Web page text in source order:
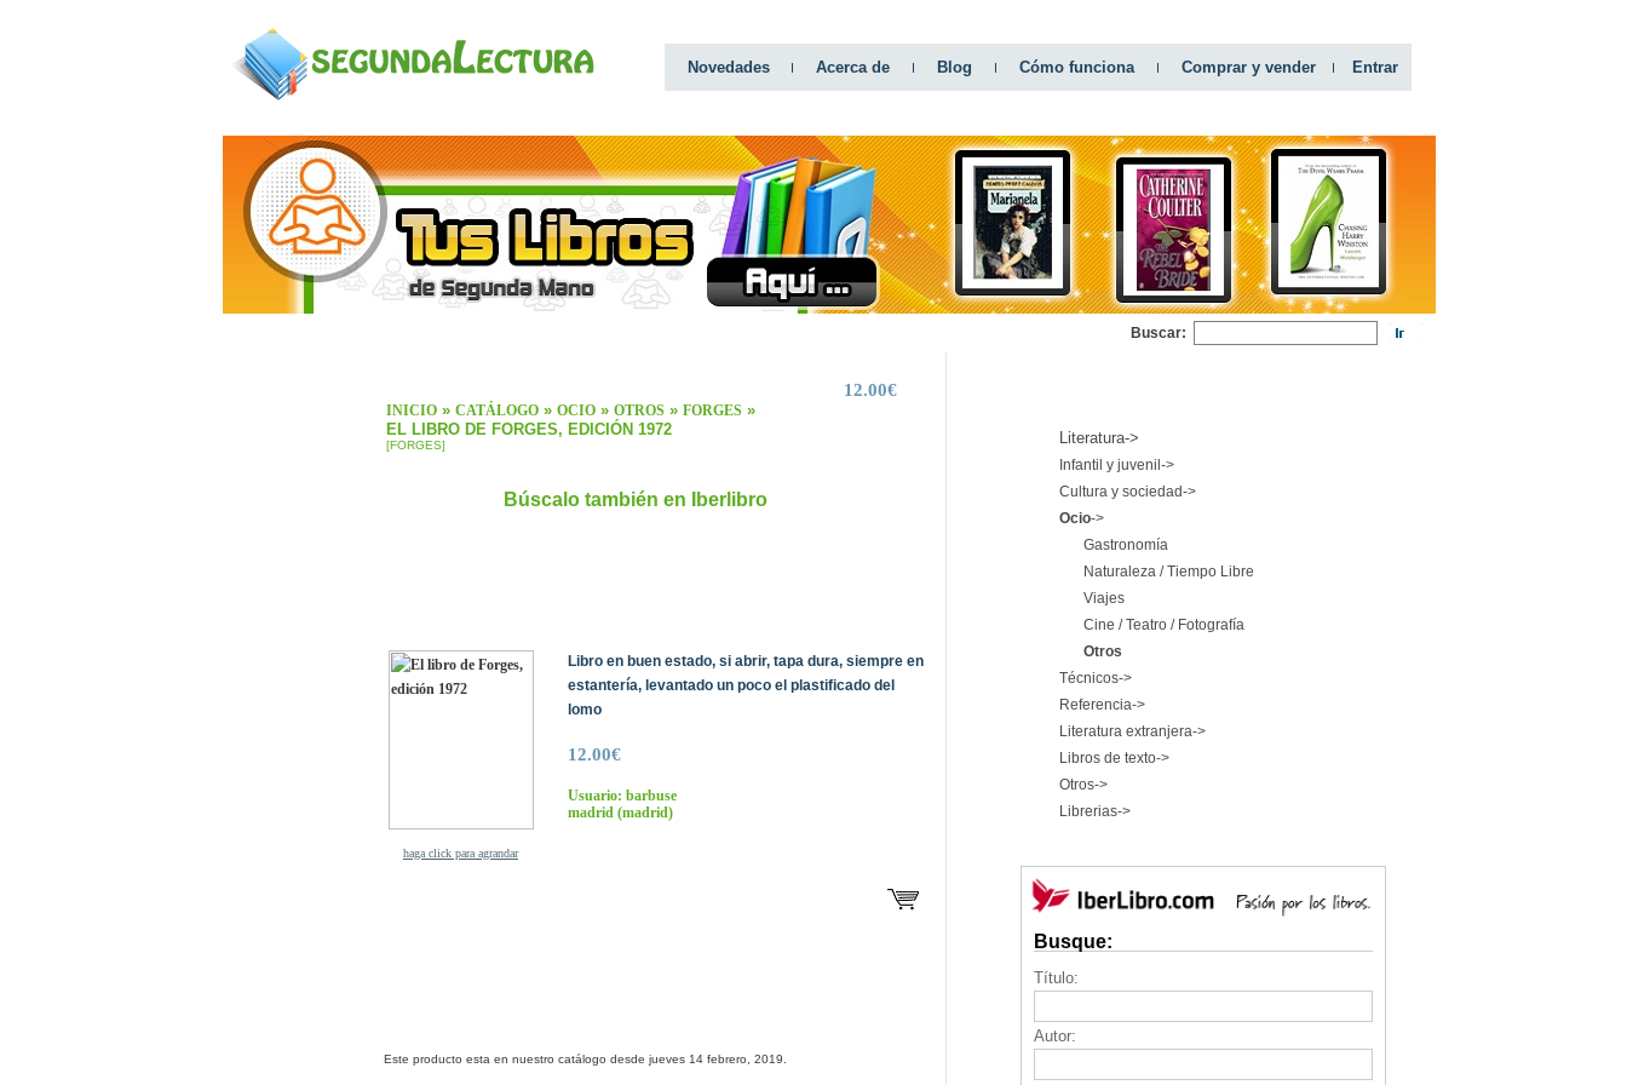
Novedades Acerca de Blog Cómo funciona Comprar y vender Entrar
Buscar:
INICIO» CATÁLOGO» OCIO» OTROS» FORGES»
EL LIBRO DE FORGES, EDICIÓN 1972
[FORGES]
12.00€
Búscalo también en Iberlibro
haga click para agrandar
Libro en buen estado, si abrir, tapa dura, siempre en
estantería, levantado un poco el plastificado del
lomo
12.00€
Usuario: barbuse
madrid(madrid)
Este producto esta en nuestro catálogo desde jueves 14 febrero, 2019.
Literatura->
Infantil y juvenil->
Cultura y sociedad->
Ocio->
Gastronomía
Naturaleza / Tiempo Libre
Viajes
Cine / Teatro / Fotografía
Otros
Técnicos->
Referencia->
Literatura extranjera->
Libros de texto->
Otros->
Librerias->
Busque:
Título:
Autor: